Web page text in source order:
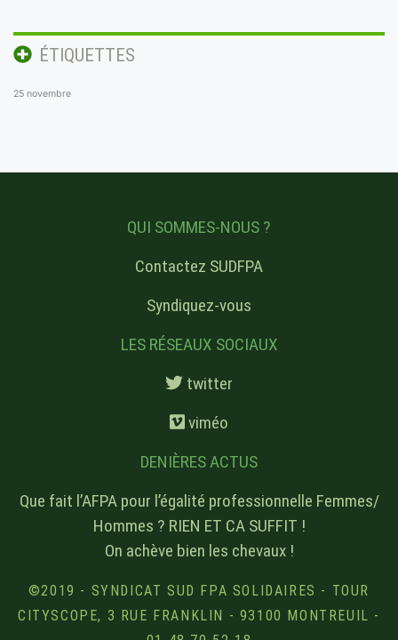
ÉTIQUETTES
25 novembre
QUI SOMMES-NOUS ?
Contactez SUDFPA
Syndiquez-vous
LES RÉSEAUX SOCIAUX
twitter
viméo
DENIÈRES ACTUS
Que fait l’AFPA pour l’égalité professionnelle Femmes/
Hommes ? RIEN ET CA SUFFIT !
On achève bien les chevaux !
©2019 - SYNDICAT SUD FPA SOLIDAIRES - TOUR
CITYSCOPE, 3 RUE FRANKLIN - 93100 MONTREUIL -